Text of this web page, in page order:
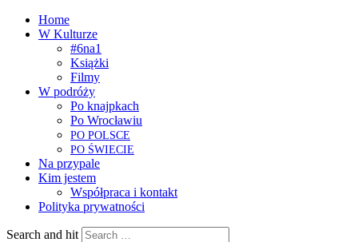
Home
W Kulturze
#6na1
Książki
Filmy
W podróży
Po knajpkach
Po Wrocławiu
PO POLSCE
PO ŚWIECIE
Na przypale
Kim jestem
Współpraca i kontakt
Polityka prywatności
Search and hit